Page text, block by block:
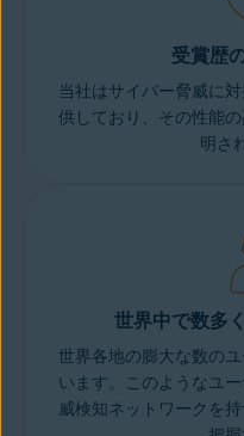
受賞歴
当社はサイバー脅威に
供しており、その性能
明さ
世界中で数多
世界各地の膨大な数の
います。このようなユ
威検知ネットワークを